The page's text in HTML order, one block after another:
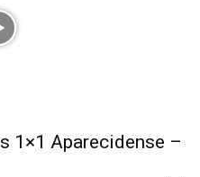
1×1 Aparecidense –